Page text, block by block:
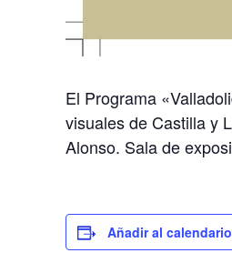
El Programa
visuales de Castilla y
Alonso. Sala de
Añadir al calendario